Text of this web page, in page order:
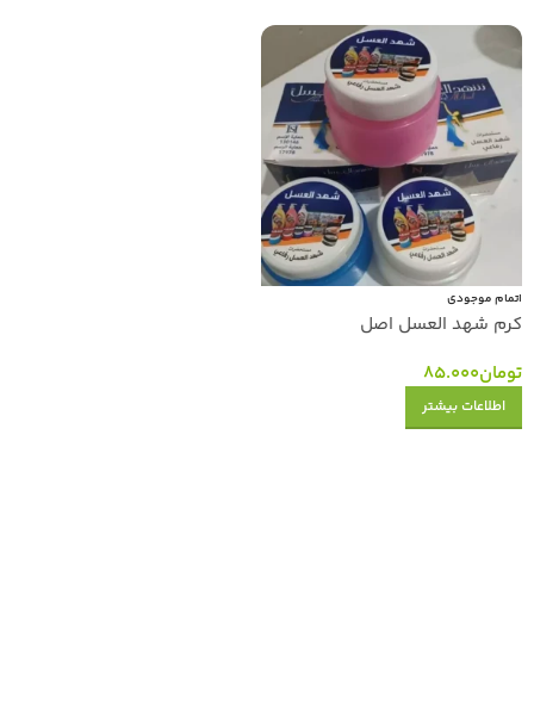
اتمام موجودی
کرم شهد العسل اصل
تومان85.000
اطلاعات بیشتر